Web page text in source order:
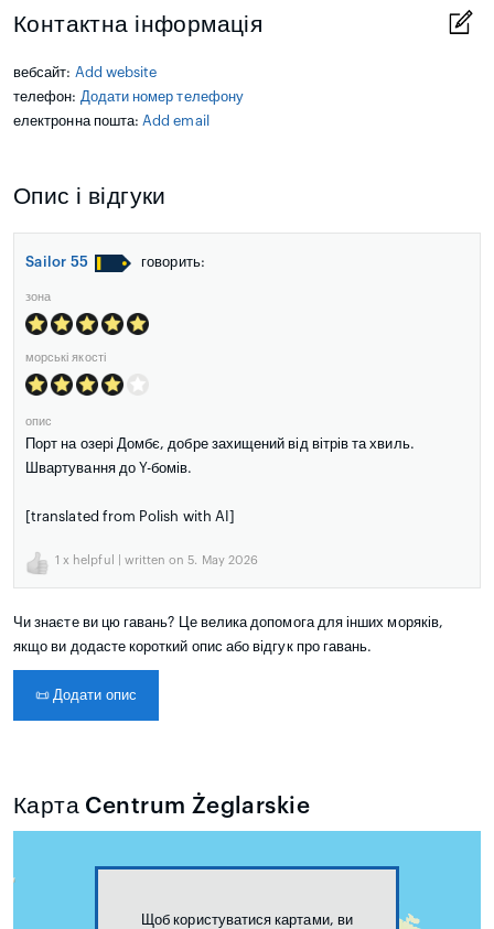
Контактна інформація
вебсайт: Add website
телефон: Додати номер телефону
електронна пошта: Add email
Опис і відгуки
Sailor 55 говорить:
зона
морські якості
опис
Порт на озері Домбє, добре захищений від вітрів та хвиль.
Швартування до Y-бомів.
[translated from Polish with AI]
1 x helpful | written on 5. May 2026
Чи знаєте ви цю гавань? Це велика допомога для інших моряків,
якщо ви додасте короткий опис або відгук про гавань.
📜 Додати опис
Карта Centrum Żeglarskie
Щоб користуватися картами, ви